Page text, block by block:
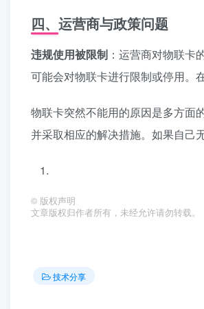
四、运营商与政策问题
违规使用被限制 ：运营商对物联
可能会对物联卡进行限制或停用。
物联卡突然不能用的原因是多方面
并采取相应的解决措施。如果自己
© 版权声明
文章版权归作者所有，未经允许请勿转载。
技术分享